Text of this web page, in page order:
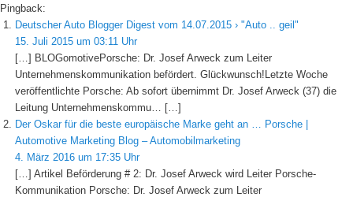
Pingback:
Deutscher Auto Blogger Digest vom 14.07.2015 › "Auto .. geil"
15. Juli 2015 um 03:11 Uhr
[…] BLOGomotivePorsche: Dr. Josef Arweck zum Leiter
Unternehmenskommunikation befördert. Glückwunsch!Letzte Woche
veröffentlichte Porsche: Ab sofort übernimmt Dr. Josef Arweck (37) die
Leitung Unternehmenskommu… […]
Der Oskar für die beste europäische Marke geht an … Porsche |
Automotive Marketing Blog – Automobilmarketing
4. März 2016 um 17:35 Uhr
[…] Artikel Beförderung # 2: Dr. Josef Arweck wird Leiter Porsche-
Kommunikation Porsche: Dr. Josef Arweck zum Leiter